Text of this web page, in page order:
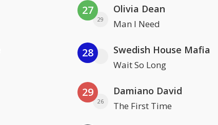
27
29
Olivia Dean
Man I Need
28 Swedish House Mafia
Wait So Long
29
26
Damiano David
The First Time